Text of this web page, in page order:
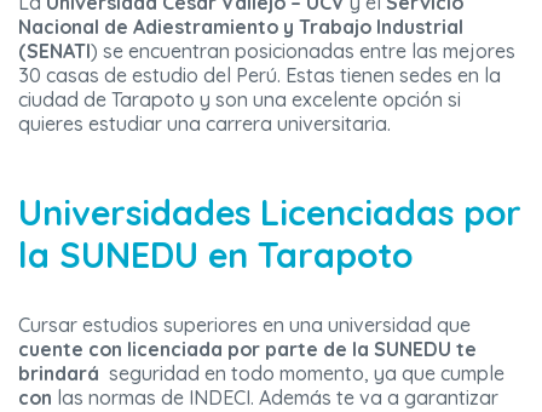
Nacional de Adiestramiento y Trabajo Industrial
(SENATI) se encuentran posicionadas entre las mejores
30 casas de estudio del Perú. Estas tienen sedes en la
ciudad de Tarapoto y son una excelente opción si
quieres estudiar una carrera universitaria.
Universidades Licenciadas por
la SUNEDU en Tarapoto
Cursar estudios superiores en una universidad que
cuente con licenciada por parte de la SUNEDU te
brindará seguridad en todo momento, ya que cumple
con las normas de INDECI. Además te va a garantizar